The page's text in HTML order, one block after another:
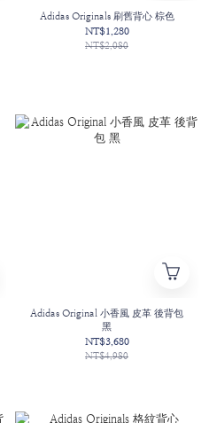
Adidas Originals 刷舊背心 棕色
NT$1,280
NT$2,080
Adidas Original 小香風 皮革 後背包
黑
NT$3,680
NT$4,980